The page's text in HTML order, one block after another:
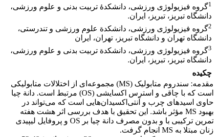
1گروه فیزیولوژی ورزشی، دانشکدۀ تربیت بدنی و علوم ورزشی،
دانشگاه تبریز، تبریز، ایران.
2گروه فیزیولوژی ورزشی، دانشکدة علوم ورزشی و تندرستی،
دانشگاه تهران و دانشگاه تبریز، تهران، ایران
3گروه فیزیولوژی ورزشی، دانشکدة تربیت بدنی و علوم ورزشی،
دانشگاه تبریز، تبریز، ایران.
چکیده
مقدمه: سندروم متابولیک (MS) مجموعه‌ای از اختلالات متابولیکی
است که با چاقی و استرس اکسایشی (OS) مرتبط است. دانة چیا
حاوی اسیدهای چرب و آنتی‌اکسیدان‌هایی است که می‌تواند در
بهبود MS مؤثر باشد. این تحقیق با هدف بررسی اثر هشت هفته
تمرین ترکیبی با و بدون مصرف دانة چیا بر OS و پروفایل لیپیدی
زنان مبتلا به MS انجام گرفت.